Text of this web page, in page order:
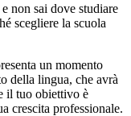
non sai dove studiare
scegliere la scuola
un momento
della lingua, che avrà
il tuo obiettivo è
crescita professionale.